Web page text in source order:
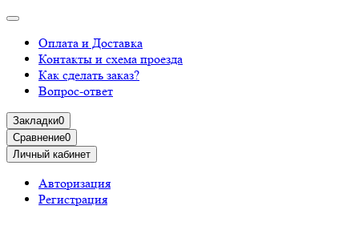
Оплата и Доставка
Контакты и схема проезда
Как сделать заказ?
Вопрос-ответ
Закладки0
Сравнение0
Личный кабинет
Авторизация
Регистрация